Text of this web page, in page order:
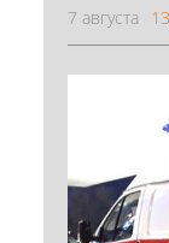
7 августа